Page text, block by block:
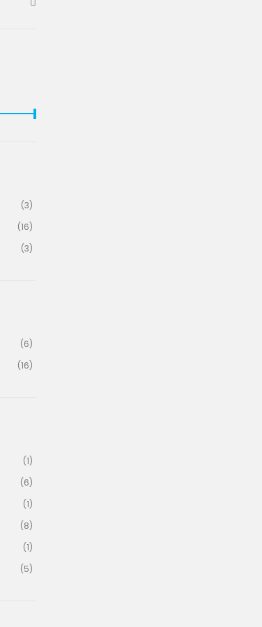
(3)
(16)
(3)
(6)
(16)
(1)
(6)
(1)
(8)
(1)
(5)